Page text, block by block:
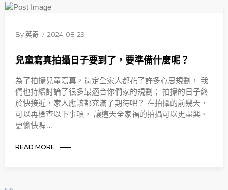
By英奇 2024-08-29
兒童寫真拍攝日子要到了，要準備什麼呢？
為了拍攝兒童寫真，肯定全家人都花了許多心思規劃， 我
們也持續討論了很多最適合你們家的規劃； 拍攝的日子終
於快接近，家人應該都充滿了期待吧？ 在拍攝的前幾天，
可以再檢查以下事項， 讓這天全家福的拍攝可以更盡興、
更愉快喔…
READ MORE